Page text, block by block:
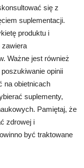
się z
suplementacji.
produktu i
zawiera
Ważne jest również
opinii
na obietnicach
suplementy,
Pamiętaj, że
zdrowej i
być traktowane